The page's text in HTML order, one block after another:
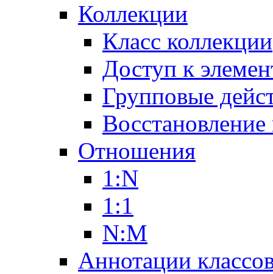
Коллекции
Класс коллекции
Доступ к
Групповые
Отношения
1:N
1:1
N:M
Аннотации